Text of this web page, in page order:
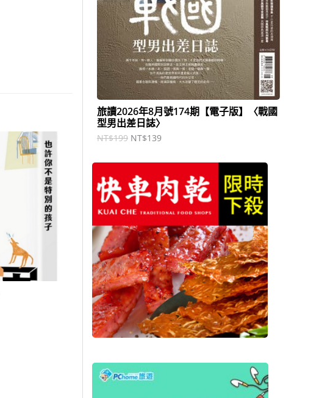
旅讀2026年8月號174期【電子版】〈戰國
型男出差日誌〉
NT$199 NT$139